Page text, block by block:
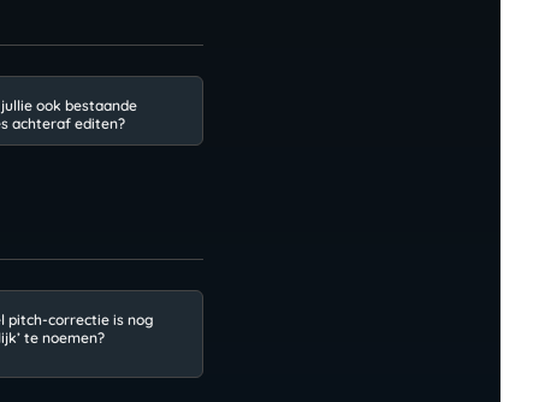
ook bestaande
achteraf editen?
pitch-correctie is nog
te noemen?